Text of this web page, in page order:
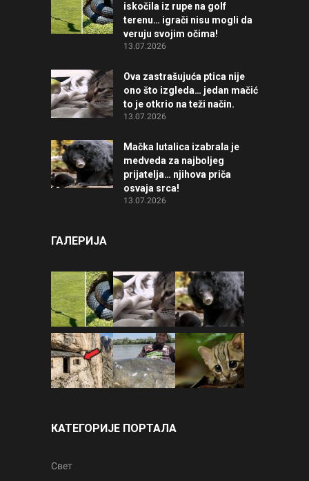
iskočila iz rupe na golf
terenu… igrači nisu mogli da
veruju svojim očima!
13.07.2026
Ova zastrašujuća ptica nije
ono što izgleda… jedan mačić
to je otkrio na teži način.
13.07.2026
Mačka lutalica izabrala je
medveda za najboljeg
prijatelja… njihova priča
osvaja srca!
13.07.2026
ГАЛЕРИЈА
КАТЕГОРИЈЕ ПОРТАЛА
Свет